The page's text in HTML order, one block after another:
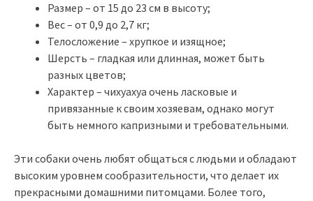
Размер – от 15 до 23 см в высоту;
Вес – от 0,9 до 2,7 кг;
Телосложение – хрупкое и изящное;
Шерсть – гладкая или длинная, может быть
разных цветов;
Характер – чихуахуа очень ласковые и
привязанные к своим хозяевам, однако могут
быть немного капризными и требовательными.
Эти собаки очень любят общаться с людьми и обладают
высоким уровнем сообразительности, что делает их
прекрасными домашними питомцами. Более того,